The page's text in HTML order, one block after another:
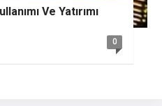
Ve Yatırımı
0